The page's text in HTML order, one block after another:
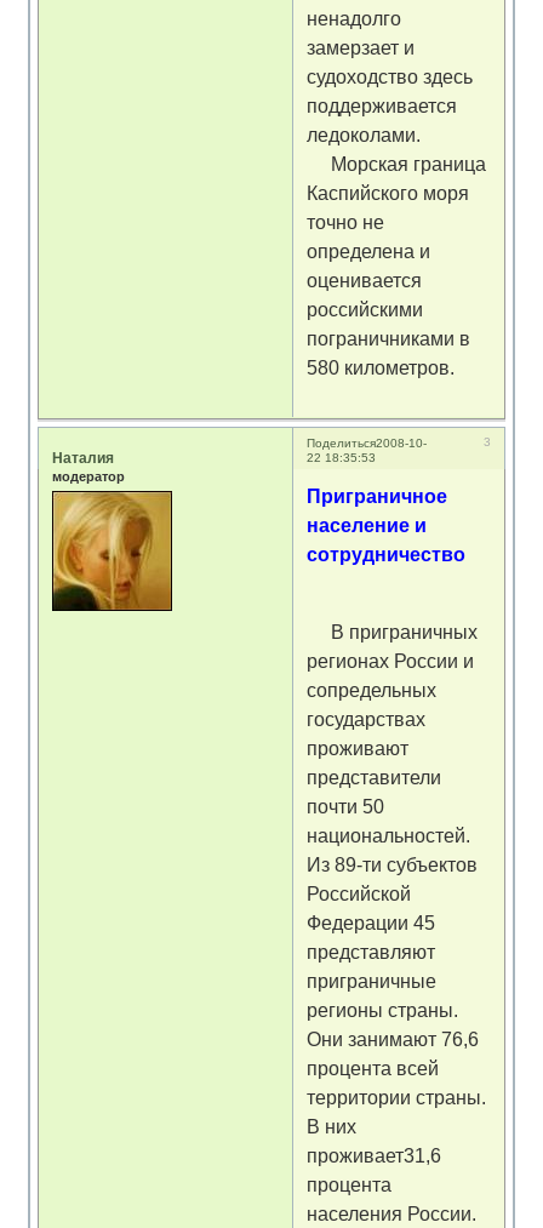
ненадолго
замерзает и
судоходство здесь
поддерживается
ледоколами.
Морская граница
Каспийского моря
точно не
определена и
оценивается
российскими
пограничниками в
580 километров.
Поделиться 3
2008-10-
22 18:35:53
Наталия
модератор
Приграничное
население и
сотрудничество
В приграничных
регионах России и
сопредельных
государствах
проживают
представители
почти 50
национальностей.
Из 89-ти субъектов
Российской
Федерации 45
представляют
приграничные
регионы страны.
Они занимают 76,6
процента всей
территории страны.
В них
проживает31,6
процента
населения России.